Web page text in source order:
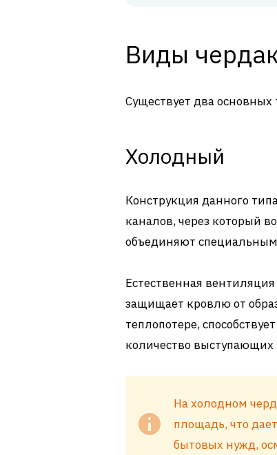
Виды
Существует два основных
Холодный
Конструкция данного
каналов, через который
объединяют
Естественная
защищает кровлю от
теплопотере,
количество выступающих
На холодном
площадь, что
бытовых нужд,